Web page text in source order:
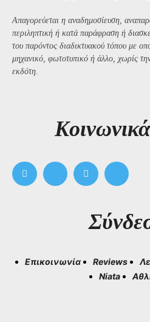
Απαγορεύεται η αναδημοσίευση,
περιληπτική ή κατά παράφραση ή
του παρόντος διαδικτυακού τόπου με
μηχανικό, φωτοτυπικό ή άλλο, χωρίς
εκδότη.
Επικοινωνία Reviews
Niata